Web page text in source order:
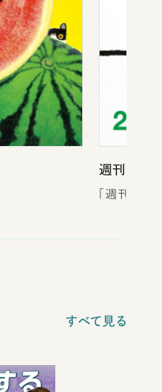
週刊新潮
「週刊新潮
すべて見る